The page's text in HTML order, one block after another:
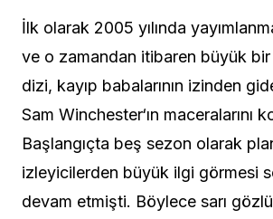
İlk olarak 2005 yılında
ve o zamandan itibaren büyük
dizi, kayıp babalarının izinden
Sam Winchester‘ın maceralarını
Başlangıçta beş sezon olarak
izleyicilerden büyük ilgi görmesi
devam etmişti. Böylece sarı